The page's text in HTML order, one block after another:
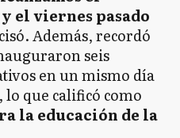
el viernes pasado
Además, recordó
seis
en un mismo día
lo que calificó como
la educación de la